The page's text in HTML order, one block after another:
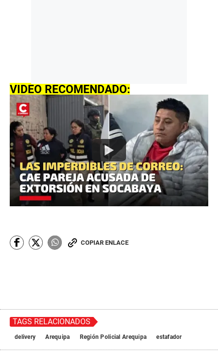
VIDEO RECOMENDADO:
COPIAR ENLACE
TAGS RELACIONADOS
delivery Arequipa Región Policial Arequipa estafador